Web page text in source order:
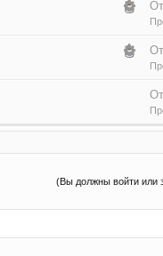
(Вы должны войти или